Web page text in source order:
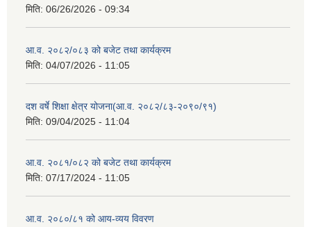
मिति: 06/26/2026 - 09:34
आ.व. २०८२/०८३ को बजेट तथा कार्यक्रम
मिति: 04/07/2026 - 11:05
दश वर्षे शिक्षा क्षेत्र योजना(आ.व. २०८२/८३-२०९०/९१)
मिति: 09/04/2025 - 11:04
आ.व. २०८१/०८२ को बजेट तथा कार्यक्रम
मिति: 07/17/2024 - 11:05
आ.व. २०८०/८१ को आय-व्यय विवरण